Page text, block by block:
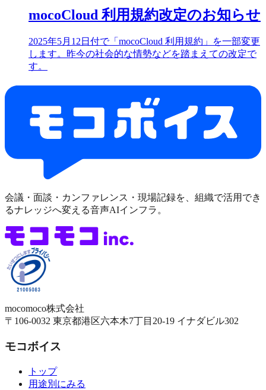
mocoCloud 利用規約改定のお知らせ
2025年5月12日付で「mocoCloud 利用規約」を一部変更
します。昨今の社会的な情勢などを踏まえての改定で
す。
会議・面談・カンファレンス・現場記録を、組織で活用でき
るナレッジへ変える音声AIインフラ。
mocomoco株式会社
〒106-0032 東京都港区六本木7丁目20-19 イナダビル302
モコボイス
トップ
用途別にみる